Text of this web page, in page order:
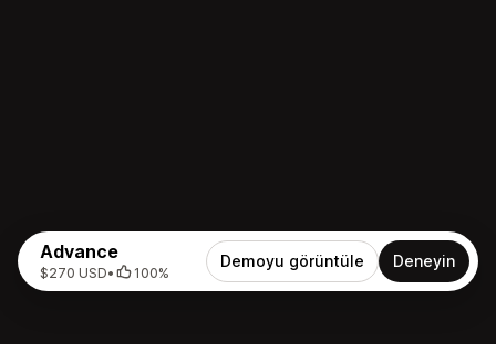
Advance
$270 USD• 100%
Demoyu görüntüle Deneyin